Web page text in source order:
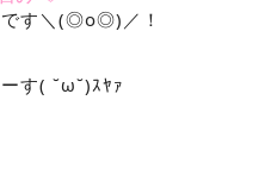
です＼(◎o◎)／！
す( ˘ω˘)ｽﾔｧ